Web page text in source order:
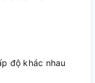
độ khác nhau